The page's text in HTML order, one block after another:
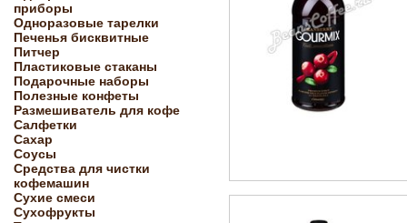
приборы
Одноразовые тарелки
Печенья бисквитные
Питчер
Пластиковые стаканы
Подарочные наборы
Полезные конфеты
Размешиватель для кофе
Салфетки
Сахар
Соусы
Средства для чистки
кофемашин
Сухие смеси
Сухофрукты